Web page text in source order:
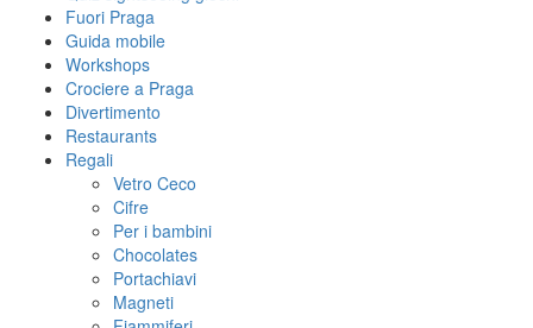
Fuori Praga
Guida mobile
Workshops
Crociere a Praga
Divertimento
Restaurants
Regali
Vetro Ceco
Cifre
Per i bambini
Chocolates
Portachiavi
Magneti